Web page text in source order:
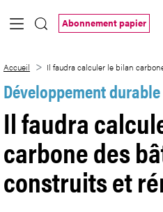
Saut au contenu principal
Abonnement papier
Accueil Il faudra calculer le bilan
Développement durable
Il faudra
carbone des
construits et